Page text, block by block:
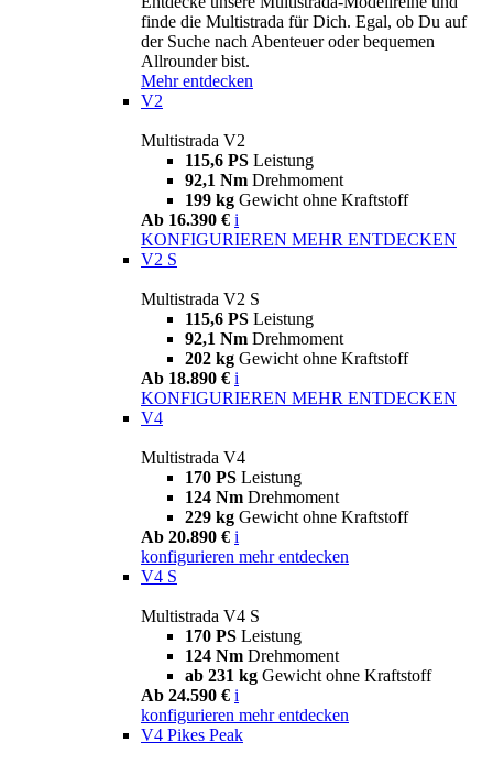
finde die Multistrada für Dich. Egal, ob Du auf
der Suche nach Abenteuer oder bequemen
Allrounder bist.
Mehr entdecken
V2
Multistrada V2
115,6 PS Leistung
92,1 Nm Drehmoment
199 kg Gewicht ohne Kraftstoff
Ab 16.390 € i
KONFIGURIEREN MEHR ENTDECKEN
V2 S
Multistrada V2 S
115,6 PS Leistung
92,1 Nm Drehmoment
202 kg Gewicht ohne Kraftstoff
Ab 18.890 € i
KONFIGURIEREN MEHR ENTDECKEN
V4
Multistrada V4
170 PS Leistung
124 Nm Drehmoment
229 kg Gewicht ohne Kraftstoff
Ab 20.890 € i
konfigurieren mehr entdecken
V4 S
Multistrada V4 S
170 PS Leistung
124 Nm Drehmoment
ab 231 kg Gewicht ohne Kraftstoff
Ab 24.590 € i
konfigurieren mehr entdecken
V4 Pikes Peak